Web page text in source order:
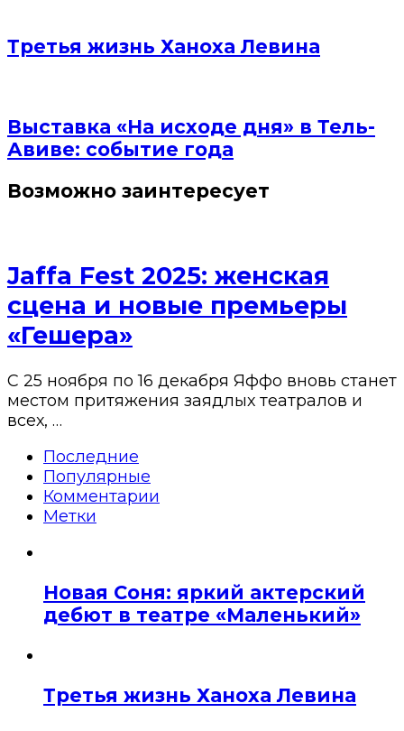
Третья жизнь Ханоха Левина
Выставка «На исходе дня» в Тель-
Авиве: событие года
Возможно заинтересует
Jaffa Fest 2025: женская
сцена и новые премьеры
«Гешера»
С 25 ноября по 16 декабря Яффо вновь станет
местом притяжения заядлых театралов и
всех, …
Последние
Популярные
Комментарии
Метки
Новая Соня: яркий актерский
дебют в театре «Маленький»
Третья жизнь Ханоха Левина